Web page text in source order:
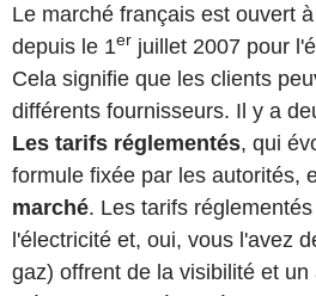
Le marché français est ouvert
depuis le 1er juillet 2007 pour
Cela signifie que les clients
différents fournisseurs. Il y a
Les tarifs réglementés, qui
formule fixée par les autorités,
marché. Les tarifs
l'électricité et, oui, vous l'avez
gaz) offrent de la visibilité et